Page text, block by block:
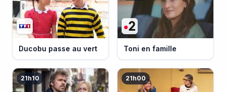
Ducobu passe au vert Toni en famille
21h10 21h00